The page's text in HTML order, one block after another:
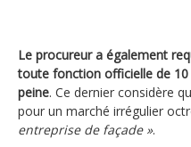
Le procureur a également
toute fonction officielle de
peine. Ce dernier considère
pour un marché irrégulier
entreprise de façade ».